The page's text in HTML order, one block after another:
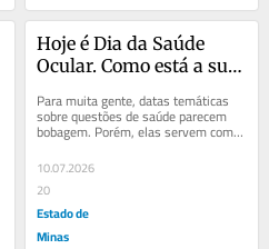
Hoje é Dia da Saúde
Ocular. Como está a sua
Para muita gente, datas temáticas
sobre questões de saúde parecem
bobagem. Porém, elas servem como
importante alerta. Ao chamarmos a
atenção...
10.07.2026
20
Estado de
Minas